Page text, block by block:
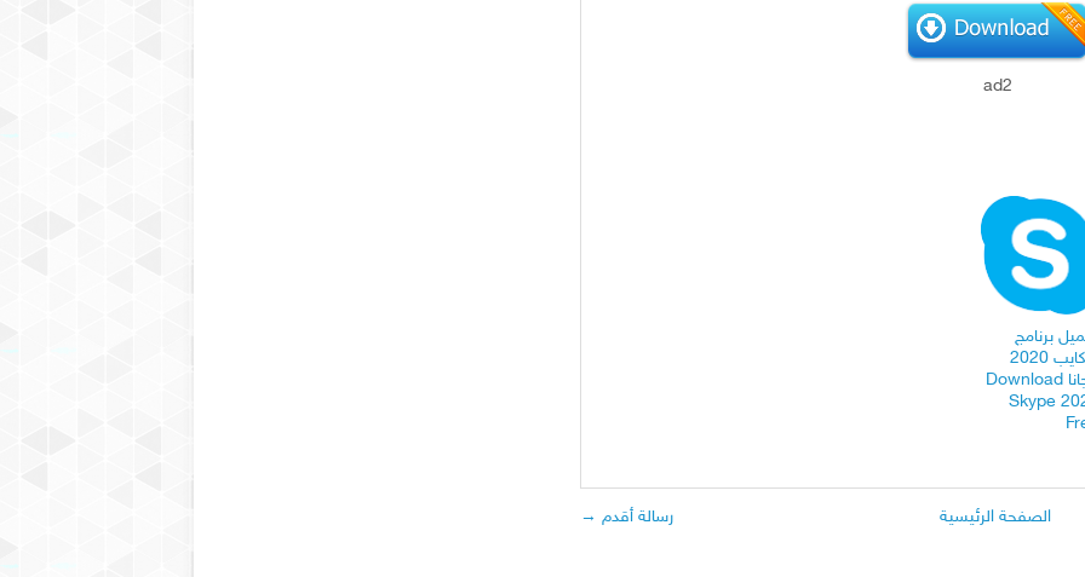
ad2
برنامج
سكايب 2020
مجانا Download
Skype
رسالة أقدم → الصفحة الرئيسية